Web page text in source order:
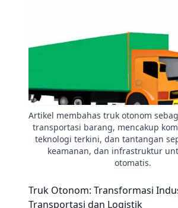
Artikel membahas truk otonom
transportasi barang, mencakup
teknologi terkini, dan tantangan
keamanan, dan infrastruktur
otomatis.
Truk Otonom: Transformasi
Transportasi dan Logistik